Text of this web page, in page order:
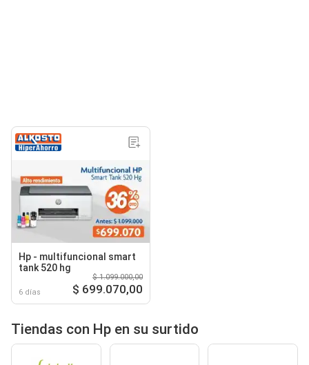
Hp - multifuncional smart
tank 520 hg
6 días
$ 1.099.000,00
$ 699.070,00
Tiendas con Hp en su surtido